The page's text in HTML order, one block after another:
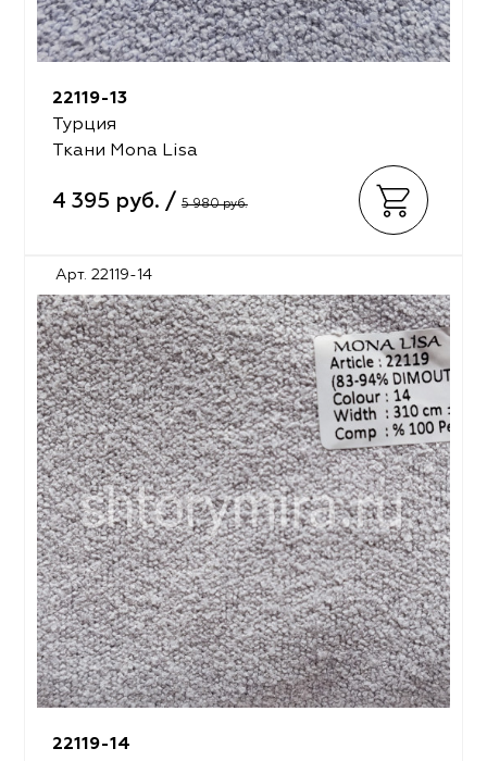
22119-13
Турция
Ткани Mona Lisa
4 395 руб. / 5 980 руб.
Арт. 22119-14
22119-14